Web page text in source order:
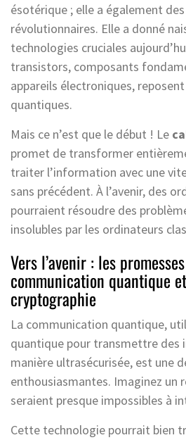
ésotérique ; elle a également
révolutionnaires. Elle a donné
technologies cruciales
transistors, composants
appareils électroniques,
quantiques.
Mais ce n’est que le début ! Le
promet de transformer
traiter l’information avec une
sans précédent. À l’avenir, des
pourraient résoudre des
insolubles par les ordinateurs
Vers l’avenir : les
communication quantique
cryptographie
La communication quantique,
quantique pour transmettre des
manière ultrasécurisée, est une
enthousiasmantes. Imaginez un
seraient presque impossibles à
Cette technologie pourrait bien